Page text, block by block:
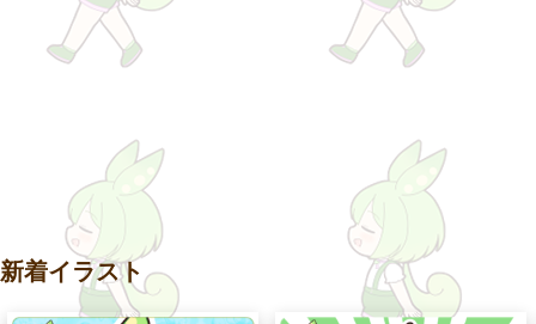
新着イラスト